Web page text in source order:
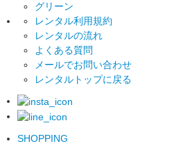
グリーン
レンタル利用規約
レンタルの流れ
よくある質問
メールでお問い合わせ
レンタルトップに戻る
SHOPPING